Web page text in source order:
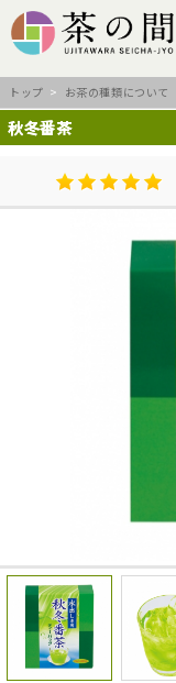
トップ > お茶の種類について
秋冬番茶